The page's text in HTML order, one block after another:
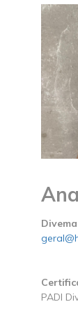
PADI